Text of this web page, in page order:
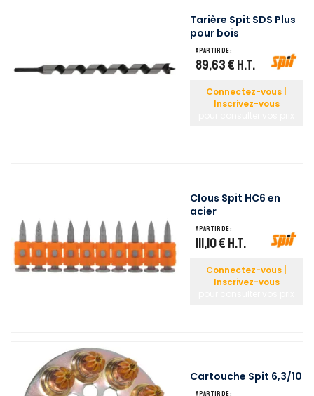
Tarière Spit SDS Plus
pour bois
A partir de :
89,63 € H.T.
Connectez-vous |
Inscrivez-vous
Clous Spit HC6 en
acier
A partir de :
111,10 € H.T.
Connectez-vous |
Inscrivez-vous
Cartouche Spit 6,3/10
A partir de :